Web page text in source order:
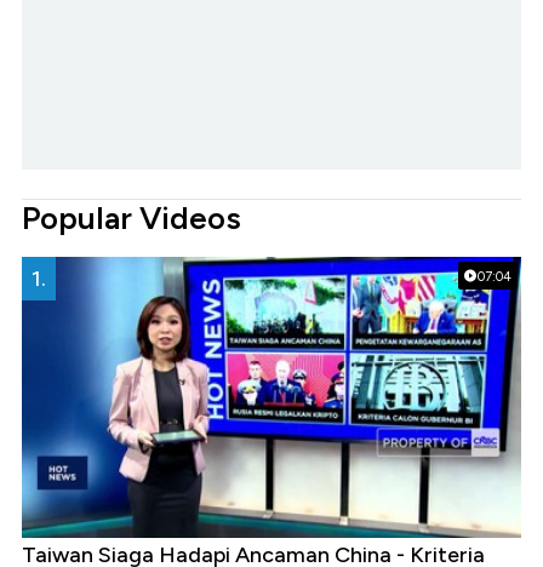
Popular Videos
07:04
1.
Taiwan Siaga Hadapi Ancaman China - Kriteria